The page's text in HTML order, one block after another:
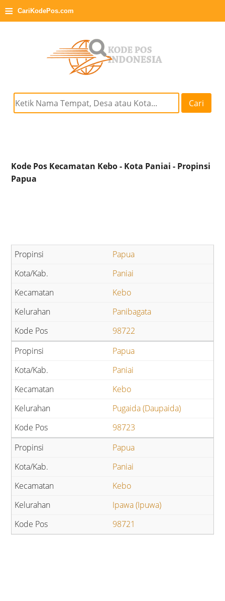
≡ CariKodePos.com
Cari
Kode Pos Kecamatan Kebo - Kota Paniai - Propinsi
Papua
Papua
Paniai
Kebo
Panibagata
98722
Papua
Paniai
Kebo
Pugaida (Daupaida)
98723
Papua
Paniai
Kebo
Ipawa (Ipuwa)
98721